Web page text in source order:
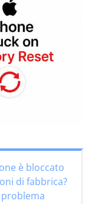
è bloccato
di fabbrica?